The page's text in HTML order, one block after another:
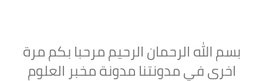
بسم الله الرحمان الرحيم مرحبا بكم مرة
اخرى في مدونتنا مدونة مخبر العلوم